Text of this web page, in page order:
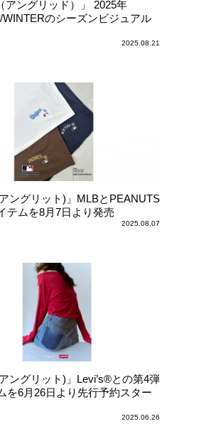
アングリッド）」 2025年
のシーズンビジュアル
2025.08.21
アングリット)」MLBとPEANUTS
テムを8月7日より発売
2025.08.07
アングリット)」Levi’s®との第4弾
を6月26日より先行予約スター
2025.06.26